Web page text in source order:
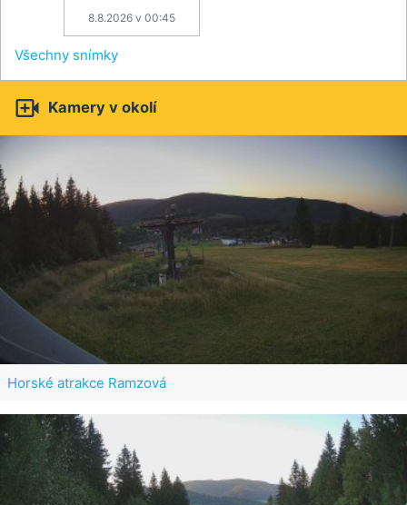
8.8.2026 v 00:45
Všechny snímky
 Kamery v okolí
Horské atrakce Ramzová